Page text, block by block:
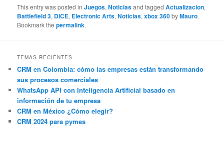
This entry was posted inJuegos,Noticiasand taggedActualizacion,
Battlefield 3, DICE, Electronic Arts,Noticias,xbox 360byMauro.
Bookmark thepermalink.
TEMAS RECIENTES
CRM en Colombia: cómo las empresas están transformando
sus procesos comerciales
WhatsApp API con Inteligencia Artificial basado en
información de tu empresa
CRM en México ¿Cómo elegir?
CRM 2024 para pymes